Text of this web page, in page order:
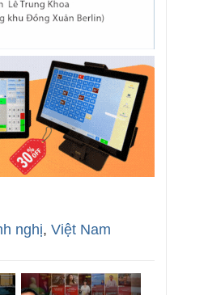
nghị, Việt Nam